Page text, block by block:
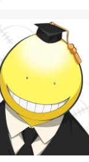
diventando ad oggi
Durante i mesi scorsi
l'imminente